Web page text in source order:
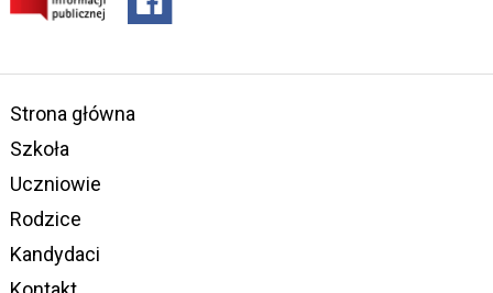
Strona główna
Szkoła
Uczniowie
Rodzice
Kandydaci